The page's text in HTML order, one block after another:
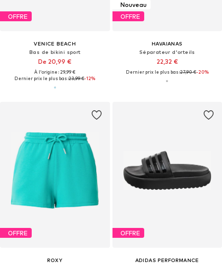
OFFRE
VENICE BEACH
Bas de bikini sport
De 20,99 €
À l'origine : 29,99 €
Dernier prix le plus bas :23,99 €-12%
Nouveau
OFFRE
HAVAIANAS
Séparateur d'orteils
22,32 €
Dernier prix le plus bas :27,90 €-20%
OFFRE
ROXY
OFFRE
ADIDAS PERFORMANCE